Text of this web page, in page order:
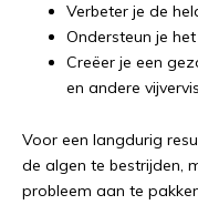
Verbeter je de
Ondersteun je
Creëer je een
en andere
Voor een langdurig
de algen te bestrijden,
probleem aan te